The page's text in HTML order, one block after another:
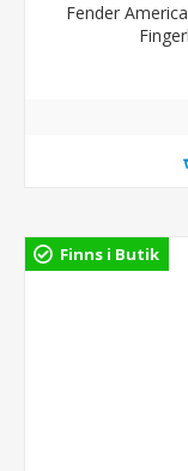
Fender
Finns i Butik